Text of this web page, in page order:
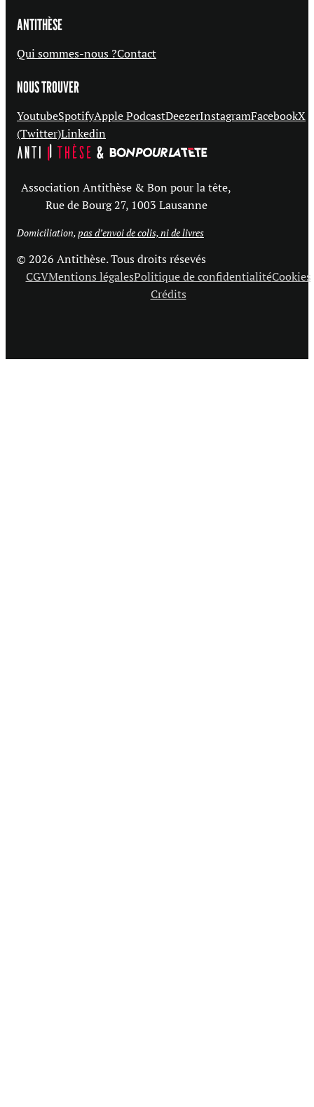
ANTITHÈSE
Qui sommes-nous ?Contact
NOUS TROUVER
YoutubeSpotifyApple PodcastDeezerInstagramFacebookX
(Twitter)Linkedin
Association Antithèse & Bon pour la tête,
Rue de Bourg 27, 1003 Lausanne
Domiciliation,pas d’envoi de colis, ni de livres
© 2026 Antithèse. Tous droits résevés
CGVMentions légalesPolitique de confidentialitéCookies
Crédits